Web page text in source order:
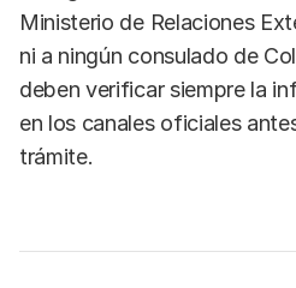
Ministerio de Relaciones
ni a ningún consulado de
deben verificar siempre la
en los canales oficiales
trámite.